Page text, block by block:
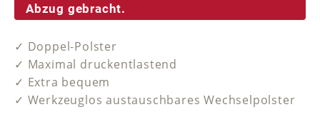
Abzug gebracht.
✓ Doppel-Polster
✓ Maximal druckentlastend
✓ Extra bequem
✓ Werkzeuglos austauschbares Wechselpolster